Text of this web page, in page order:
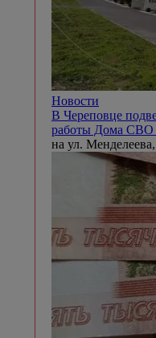
Новости
В Череповце
работы Дома СВО
на ул.